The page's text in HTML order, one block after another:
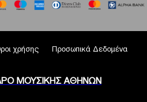
χρήσης Προσωπικά Δεδομένα
ΜΟΥΣΙΚΗΣ ΑΘΗΝΩΝ